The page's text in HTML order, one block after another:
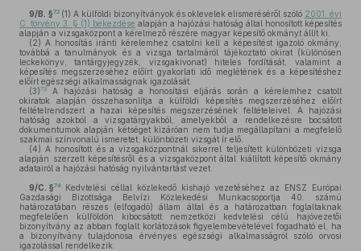
9/B. §72 (1) A külföldi bizonyítványok és oklevelek elismeréséről szóló 2001. évi
C. törvény 3. § (1) bekezdése alapján a hajózási hatóság által honosított képesítés
alapján a vizsgaközpont a kérelmező részére magyar képesítő okmányt állít ki.
(2) A honosítás iránti kérelemhez csatolni kell a képesítést igazoló okmány,
továbbá a tanulmányok és a vizsga tartalmáról tájékoztató okirat (különösen
leckekönyv, tantárgyjegyzék, vizsgakivonat) hiteles fordítását, valamint a
képesítés megszerzéséhez előírt gyakorlati idő meglétének és a képesítéshez
előírt egészségi alkalmasságnak igazolását.
(3)73
A hajózási hatóság a honosítási eljárás során a kérelemhez csatolt
okiratok alapján összehasonlítja a külföldi képesítés megszerzéséhez előírt
feltételrendszert a hazai képesítés megszerzésének feltételeivel. A hajózási
hatóság azokból a vizsgatárgyakból, amelyekből a rendelkezésre bocsátott
dokumentumok alapján kétséget kizáróan nem tudja megállapítani a megfelelő
szakmai színvonalú ismeretet, különbözeti vizsgát ír elő.
(4) A honosított és a vizsgaközpontnál sikerrel teljesített különbözeti vizsga
alapján szerzett képesítésről és a vizsgaközpont által kiállított képesítő okmány
adatairól a hajózási hatóság nyilvántartást vezet.
9/C. §74
Kedvtelési céllal közlekedő kishajó vezetéséhez az ENSZ Európai
Gazdasági Bizottsága Belvízi Közlekedési Munkacsoportja 40. számú
határozatában részes (elfogadó) állam által és a határozatban foglaltaknak
megfelelően külföldön kibocsátott nemzetközi kedvtelési célú hajóvezetői
bizonyítvány az abban foglalt korlátozások figyelembevételével fogadható el, ha
a bizonyítvány tulajdonosa érvényes egészségi alkalmasságról szóló orvosi
igazolással rendelkezik.